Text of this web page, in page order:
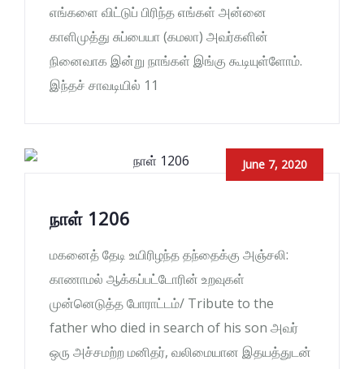
எங்களை விட்டுப் பிரிந்த எங்கள் அன்னை
காளிமுத்து சுப்பையா (கமலா) அவர்களின்
நினைவாக இன்று நாங்கள் இங்கு கூடியுள்ளோம்.
இந்தச் சாவடியில் 11
June 7, 2020
நாள் 1206
மகனைத் தேடி உயிரிழந்த தந்தைக்கு அஞ்சலி:
காணாமல் ஆக்கப்பட்டோரின் உறவுகள்
முன்னெடுத்த போராட்டம்/ Tribute to the
father who died in search of his son அவர்
ஒரு அச்சமற்ற மனிதர், வலிமையான இதயத்துடன்